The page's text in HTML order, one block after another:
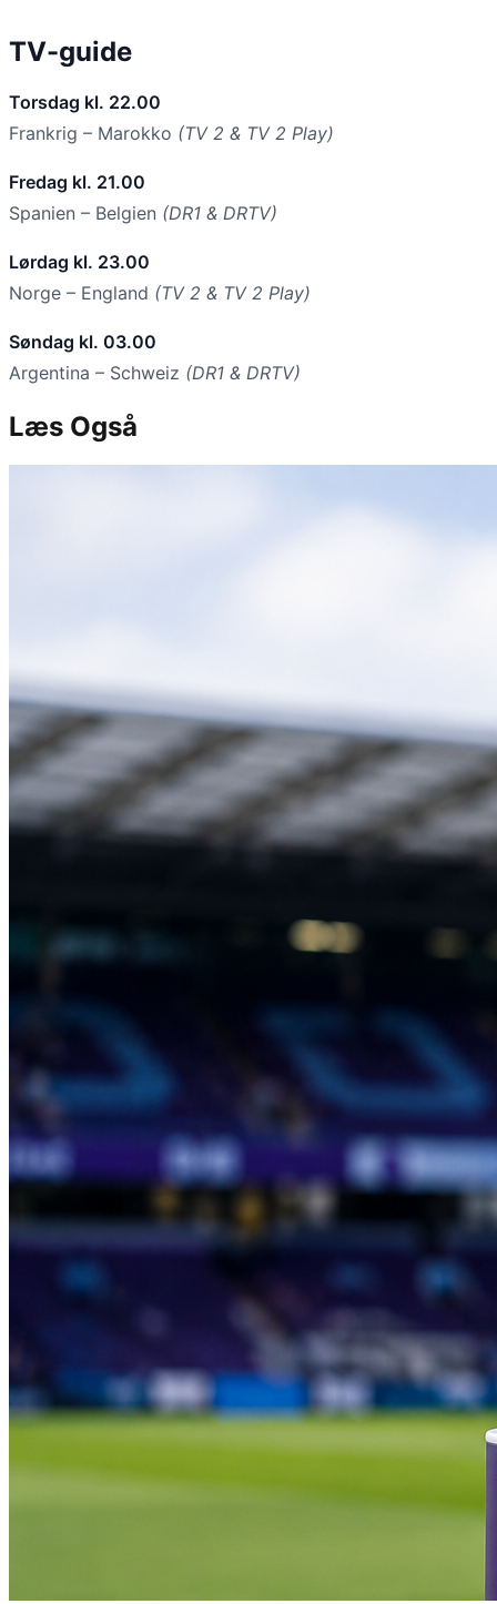
TV-guide
Torsdag kl. 22.00
Frankrig – Marokko (TV 2 & TV 2 Play)
Fredag kl. 21.00
Spanien – Belgien (DR1 & DRTV)
Lørdag kl. 23.00
Norge – England (TV 2 & TV 2 Play)
Søndag kl. 03.00
Argentina – Schweiz (DR1 & DRTV)
Læs Også